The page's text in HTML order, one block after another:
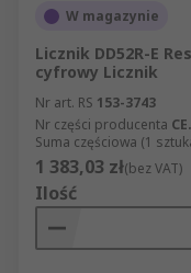
W magazynie
Licznik DD52R-E
cyfrowy Licznik
Nr art. RS 153-3743
Nr części producenta
Suma częściowa (1
1 383,03 zł(bez VAT)
Ilość